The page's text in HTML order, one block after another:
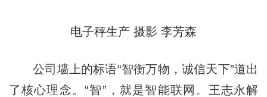
电子秤生产 摄影 李芳森
公司墙上的标语“智衡万物，诚信天下”道出
了核心理念。“智”，就是智能联网。王志永解